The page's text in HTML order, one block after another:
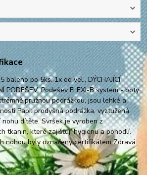
baleno po 5ks. 1x od vel., DÝCHAJÍCÍ
PODEŠEV. Podešev FLEXI-B system - boty
pružnou podrážkou, jsou lehké a
Papi: prodyšná podrážka, vyztužená
dítěte. Svršek je vyroben z
tkanin, které zajišťují hygienu a pohodlí.
nohou byly označeny certifikátem Zdravá